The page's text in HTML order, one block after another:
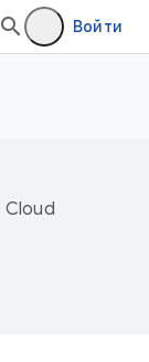
Войти
Cloud